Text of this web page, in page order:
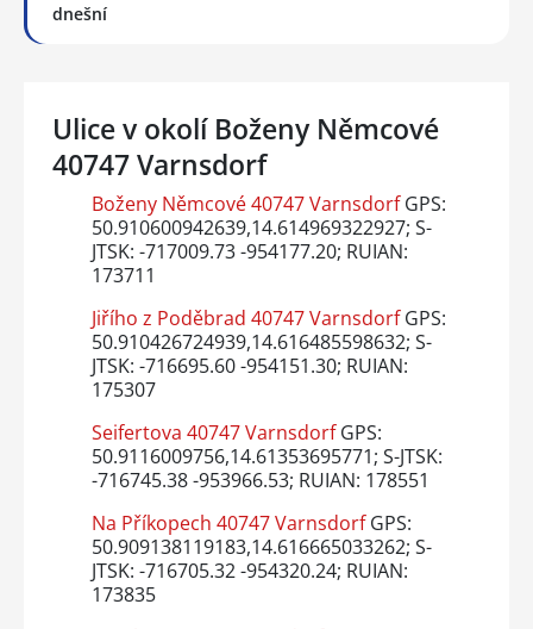
dnešní
Ulice v okolí Boženy Němcové
40747 Varnsdorf
Boženy Němcové 40747 VarnsdorfGPS:
50.910600942639,14.614969322927; S-
JTSK: -717009.73 -954177.20; RUIAN:
173711
Jiřího z Poděbrad 40747 VarnsdorfGPS:
50.910426724939,14.616485598632; S-
JTSK: -716695.60 -954151.30; RUIAN:
175307
Seifertova 40747 VarnsdorfGPS:
50.9116009756,14.61353695771; S-JTSK:
-716745.38 -953966.53; RUIAN: 178551
Na Příkopech 40747 VarnsdorfGPS:
50.909138119183,14.616665033262; S-
JTSK: -716705.32 -954320.24; RUIAN:
173835